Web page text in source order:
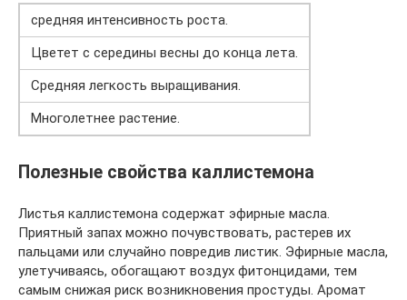
средняя интенсивность роста.
Цветет с середины весны до конца лета.
Средняя легкость выращивания.
Многолетнее растение.
Полезные свойства каллистемона
Листья каллистемона содержат эфирные масла.
Приятный запах можно почувствовать, растерев их
пальцами или случайно повредив листик. Эфирные масла,
улетучиваясь, обогащают воздух фитонцидами, тем
самым снижая риск возникновения простуды. Аромат